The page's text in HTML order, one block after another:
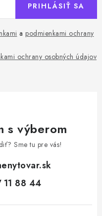
a podmienkami ochrany
ochrany osobných údajov
PRIHLÁSIŤ SA
s výberom
Sme tu pre vás!
88 44